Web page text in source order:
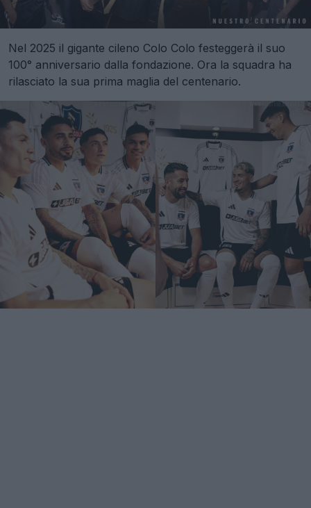
Nel 2025 il gigante cileno Colo Colo festeggerà il suo
100° anniversario dalla fondazione. Ora la squadra ha
rilasciato la sua prima maglia del centenario.